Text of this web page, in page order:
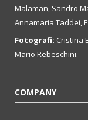
Malaman, Sandro
Annamaria Taddei,
Fotografi: Cristina
Mario Rebeschini.
COMPANY